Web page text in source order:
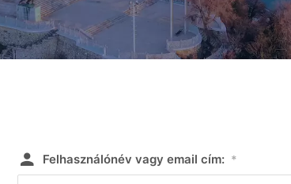
Felhasználónév vagy email cím: *